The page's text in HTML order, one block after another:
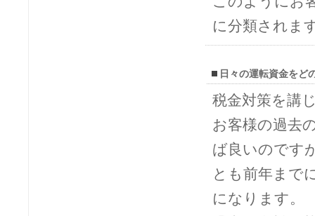
に分類されま
日々の運転資金をど
税金対策を講
お客様の過去
ば良いのです
とも前年まで
になります。